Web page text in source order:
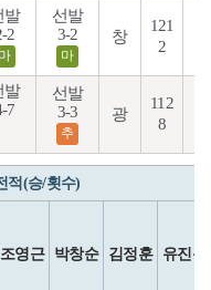
발
2
마
선발
3-2
마
창
121
2
발
7
선발
3-3
추
광
112
8
적(승/횟수)
조영근 박창순 김정훈 유진용